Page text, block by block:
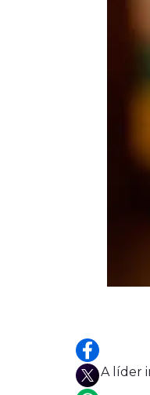
A líder